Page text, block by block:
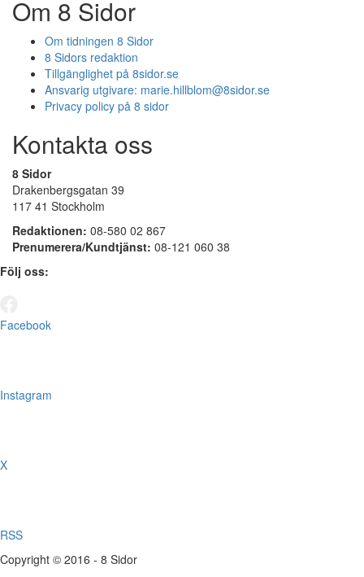
Om 8 Sidor
Om tidningen 8 Sidor
8 Sidors redaktion
Tillgänglighet på 8sidor.se
Ansvarig utgivare: marie.hillblom@8sidor.se
Privacy policy på 8 sidor
Kontakta oss
8 Sidor
Drakenbergsgatan 39
117 41 Stockholm
Redaktionen: 08-580 02 867
Prenumerera/Kundtjänst: 08-121 060 38
Följ oss:
Facebook
Instagram
X
RSS
Copyright © 2016 - 8 Sidor